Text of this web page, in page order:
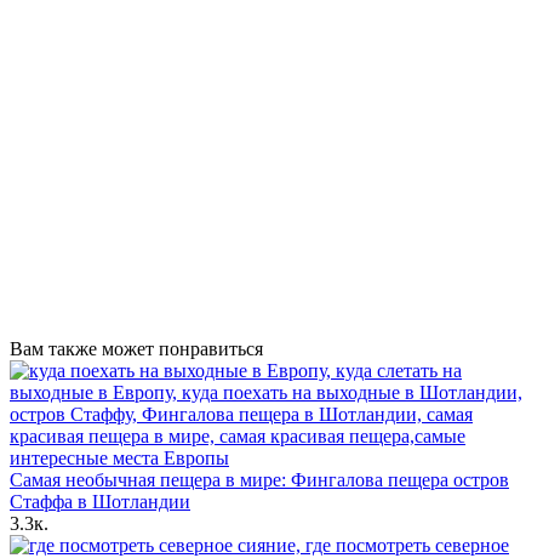
Вам также может понравиться
Самая необычная пещера в мире: Фингалова пещера остров
Стаффа в Шотландии
3.3к.